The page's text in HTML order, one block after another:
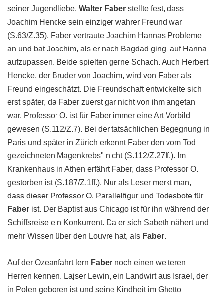
seiner Jugendliebe. Walter Faber stellte fest, dass
Joachim Hencke sein einziger wahrer Freund war
(S.63/Z.35). Faber vertraute Joachim Hannas Probleme
an und bat Joachim, als er nach Bagdad ging, auf Hanna
aufzupassen. Beide spielten gerne Schach. Auch Herbert
Hencke, der Bruder von Joachim, wird von Faber als
Freund eingeschätzt. Die Freundschaft entwickelte sich
erst später, da Faber zuerst gar nicht von ihm angetan
war. Professor O. ist für Faber immer eine Art Vorbild
gewesen (S.112/Z.7). Bei der tatsächlichen Begegnung in
Paris und später in Zürich erkennt Faber den vom Tod
gezeichneten Magenkrebs" nicht (S.112/Z.27ff.). Im
Krankenhaus in Athen erfährt Faber, dass Professor O.
gestorben ist (S.187/Z.1ff.). Nur als Leser merkt man,
dass dieser Professor O. Parallelfigur und Todesbote für
Faber ist. Der Baptist aus Chicago ist für ihn während der
Schiffsreise ein Konkurrent. Da er sich Sabeth nähert und
mehr Wissen über den Louvre hat, als Faber.
Auf der Ozeanfahrt lern Faber noch einen weiteren
Herren kennen. Lajser Lewin, ein Landwirt aus Israel, der
in Polen geboren ist und seine Kindheit im Ghetto